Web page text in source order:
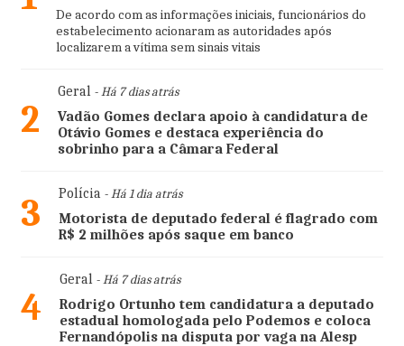
De acordo com as informações iniciais, funcionários do
estabelecimento acionaram as autoridades após
localizarem a vítima sem sinais vitais
2
Geral- Há 7 dias atrás
Vadão Gomes declara apoio à candidatura de
Otávio Gomes e destaca experiência do
sobrinho para a Câmara Federal
3 Polícia- Há 1 dia atrás
Motorista de deputado federal é flagrado com
R$ 2 milhões após saque em banco
4
Geral- Há 7 dias atrás
Rodrigo Ortunho tem candidatura a deputado
estadual homologada pelo Podemos e coloca
Fernandópolis na disputa por vaga na Alesp